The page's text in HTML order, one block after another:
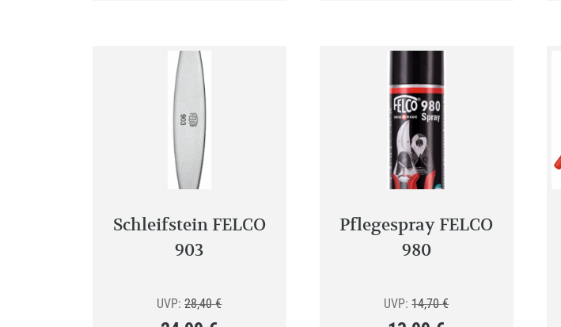
Schleifstein FELCO
903
UVP: 28,40€Ursprünglicher
Pflegespray FELCO
980
UVP: 14,70€Ursprünglicher